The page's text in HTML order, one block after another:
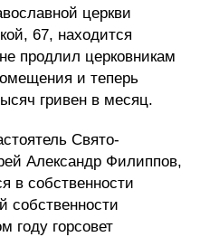
церкви
67, находится
продлил церковникам
и теперь
гривен в месяц.
Свято-
Александр Филиппов,
в собственности
собственности
году горсовет